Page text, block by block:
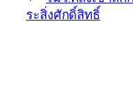
ระสิ่งศักดิ์สิทธิ์